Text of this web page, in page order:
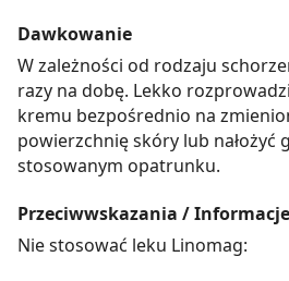
Dawkowanie
W zależności od rodzaju
razy na dobę. Lekko
kremu bezpośrednio na
powierzchnię skóry lub nałożyć
stosowanym opatrunku.
Przeciwwskazania /
Nie stosować leku Linomag: